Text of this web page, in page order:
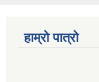
हाम्रो पात्रो